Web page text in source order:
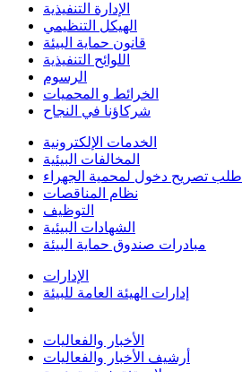
الإدارة التنفيذية
الهيكل التنظيمي
قانون حماية البيئة
اللوائح التنفيذية
الرسوم
الخرائط و المحميات
شركاؤنا في النجاح
الخدمات الإلكترونية
المخالفات البيئية
طلب تصريح دخول لمحمية الجهراء
نظام المناقصات
التوظيف
الشهادات البيئية
مبادرات صندوق حماية البيئة
الإدارات
إدارات الهيئة العامة للبيئة
الأخبار والفعاليات
أرشيف الأخبار والفعاليات